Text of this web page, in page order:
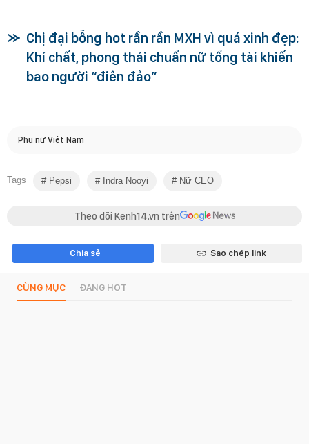
Chị đại bỗng hot rần rần MXH vì quá xinh đẹp:
Khí chất, phong thái chuẩn nữ tổng tài khiến
bao người “điên đảo”
Phụ nữ Việt Nam
Tags Pepsi Indra Nooyi Nữ CEO
Theo dõi Kenh14.vn trên
Chia sẻ Sao chép link
CÙNG MỤC ĐANG HOT